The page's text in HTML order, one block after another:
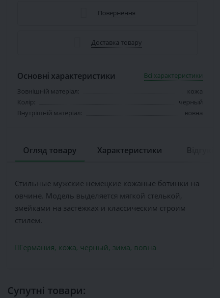
Повернення
Доставка товару
Основні характеристики
Всі характеристики
Зовнішній матеріал:
кожа
Колір:
черный
Внутрішній матеріал:
вовна
Огляд товару Характеристики
Стильные мужские немецкие кожаные ботинки на
овчине. Модель выделяется мягкой стелькой,
змейками на застёжках и классическим строим
стилем.
Германия, кожа, черный, зима, вовна
Супутні товари: